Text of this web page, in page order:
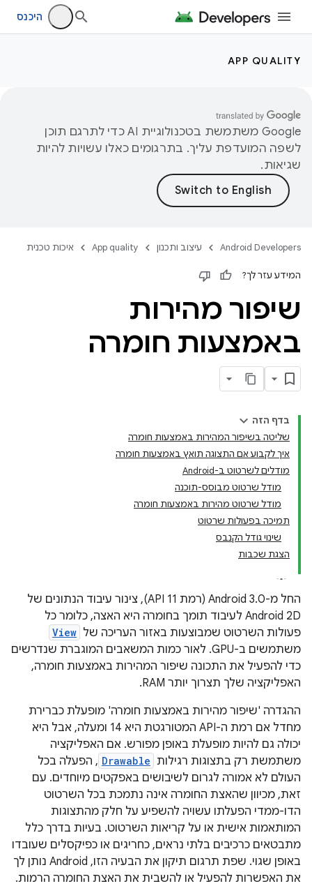
היכנס
APP QUALITY
‫Google משתמשת בטכנולוגיית AI כדי לתרגם תוכן
לשפה המועדפת עליך. בתרגומים כאלו עשויות להיות
שגיאות.
Android Developers עיצוב ותכנון App quality איכות טכנית
המידע עזר לך?
שיפור מהירות
באמצעות חומרה
בדף הזה
שליטה בשיפור המהירות באמצעות חומרה
איך לקבוע אם התצוגה תואץ באמצעות חומרה
מודלים לשרטוט ב-Android
מודל שרטוט מבוסס-תוכנה
מודל שרטוט מהירות באמצעות חומרה
תמיכה בפעולות שרטוט
שינוי גודל הקנבס
הצגת שכבות
החל מ-Android 3.0 (רמת API 11), צינור עיבוד הנתונים של
Android 2D לעיבוד תומך בחומרה היא האצה, כלומר כל
פעולות השרטוט שמבוצעות באזור העריכה של View
משתמשים ב-GPU. לאור כמות המשאבים המוגברת שנדרשים
כדי להפעיל את התכונה שיפור המהירות באמצעות חומרה,
האפליקציה שלך תצרוך יותר RAM.
ההגדרה 'שיפור מהירות באמצעות חומרה' מופעלת כברירת
מחדל אם רמת ה-API המטורגטת היא 14 ומעלה, אבל היא
יכולה גם להיות מופעלת באופן מפורש. אם האפליקציה
משתמשת רק בתצוגות רגילות Drawable , הפעלה בכל
העולם לא אמורה לגרום לשיבושים באפקטים מיוחדים. עם
זאת, מכיוון שהאצת החומרה אינה נתמכת בכל השרטוט
הדו-ממדי הפעלתו עשויה להשפיע על חלק מהתצוגות
המותאמות אישית או על קריאות השרטוט. בעיות בדרך כלל
מתבטאים כרכיבים בלתי נראים, כחריגים או כפיקסלים שעובדו
באופן שגוי. שפת תרגום תיקון את הבעיה הזו, Android נותן לך
את האפשרות להפעיל או להשבית את האצת החומרה הרמות.